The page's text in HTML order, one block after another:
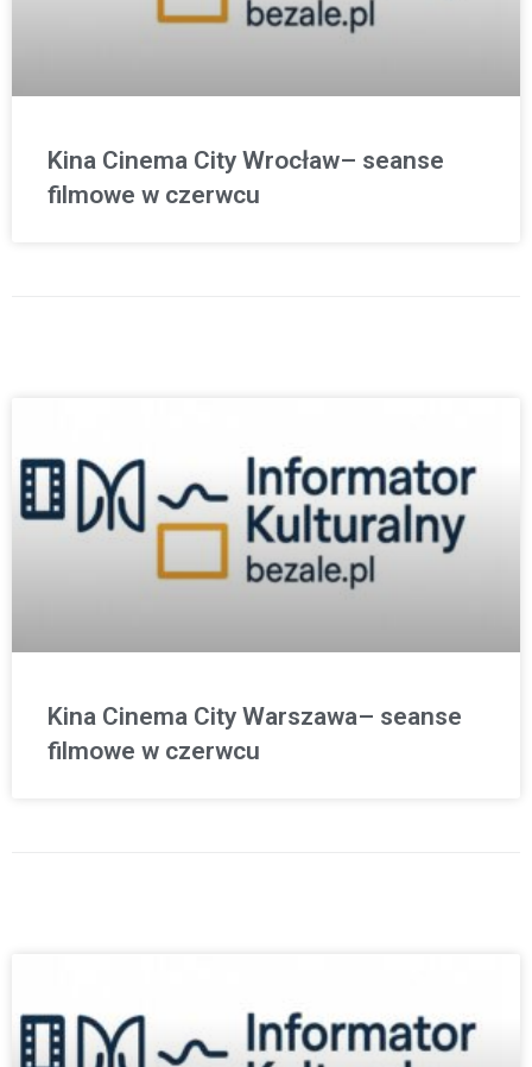
Kina Cinema City Wrocław– seanse
filmowe w czerwcu
Kina Cinema City Warszawa– seanse
filmowe w czerwcu